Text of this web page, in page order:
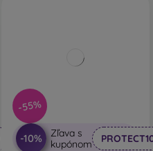
-55%
-10%
Zľava s
kupónom